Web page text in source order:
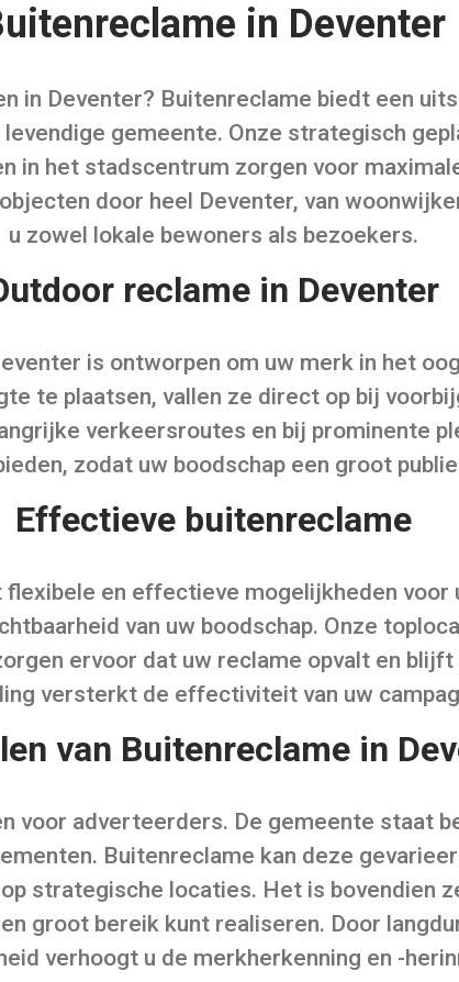
in Deventer
in Deventer? Buitenreclame biedt een
gemeente. Onze strategisch
in het stadscentrum zorgen voor
door heel Deventer, van
u zowel lokale bewoners als bezoekers.
reclame in Deventer
is ontworpen om uw merk in het
te plaatsen, vallen ze direct op bij
verkeersroutes en bij prominente
zodat uw boodschap een groot
Effectieve buitenreclame
en effectieve mogelijkheden
van uw boodschap. Onze
ervoor dat uw reclame opvalt en
versterkt de effectiviteit van uw
van Buitenreclame in
voor adverteerders. De gemeente staat
Buitenreclame kan deze
strategische locaties. Het is bovendien
groot bereik kunt realiseren. Door
verhoogt u de merkherkenning en -